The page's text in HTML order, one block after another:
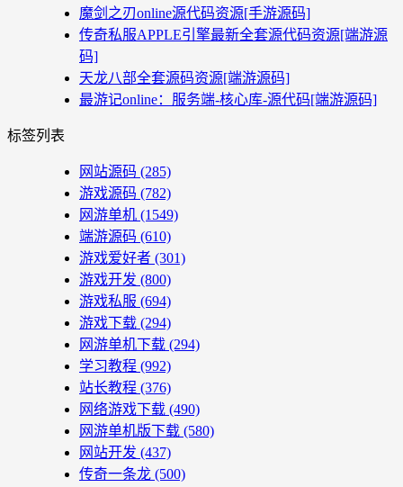
魔剑之刃online源代码资源[手游源码]
传奇私服APPLE引擎最新全套源代码资源[端游源
码]
天龙八部全套源码资源[端游源码]
最游记online：服务端-核心库-源代码[端游源码]
标签列表
网站源码 (285)
游戏源码 (782)
网游单机 (1549)
端游源码 (610)
游戏爱好者 (301)
游戏开发 (800)
游戏私服 (694)
游戏下载 (294)
网游单机下载 (294)
学习教程 (992)
站长教程 (376)
网络游戏下载 (490)
网游单机版下载 (580)
网站开发 (437)
传奇一条龙 (500)